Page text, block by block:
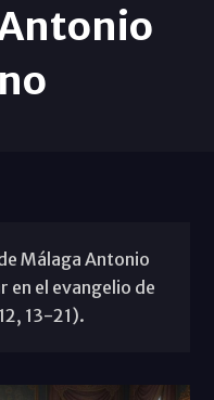
Málaga Antonio
el evangelio de
13-21).